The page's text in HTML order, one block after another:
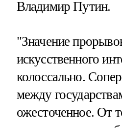
Владимир Путин.
"Значение
искусственного
колоссально.
между
ожесточенное. От